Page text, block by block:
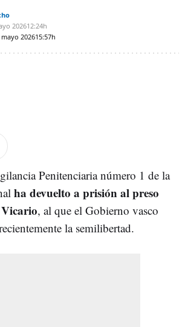
202612:24h
mayo 202615:57h
Penitenciaria número 1 de la
ha devuelto a prisión al preso
, al que el Gobierno vasco
la semilibertad.